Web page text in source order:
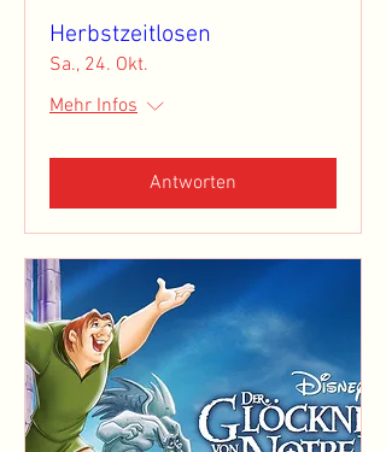
Herbstzeitlosen
Sa., 24. Okt.
Mehr Infos
Antworten